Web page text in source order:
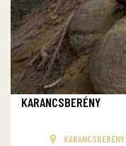
KARANCSBERÉNY
KARANCSBERÉNY